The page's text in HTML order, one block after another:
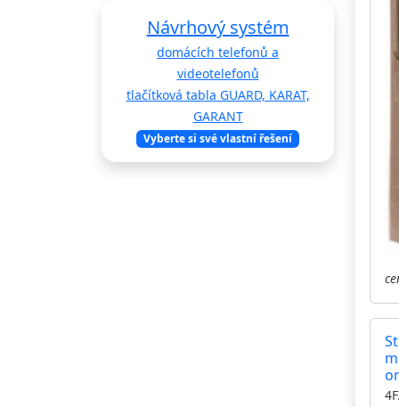
Návrhový systém
domácích telefonů a
videotelefonů
tlačítková tabla GUARD, KARAT,
GARANT
Vyberte si své vlastní řešení